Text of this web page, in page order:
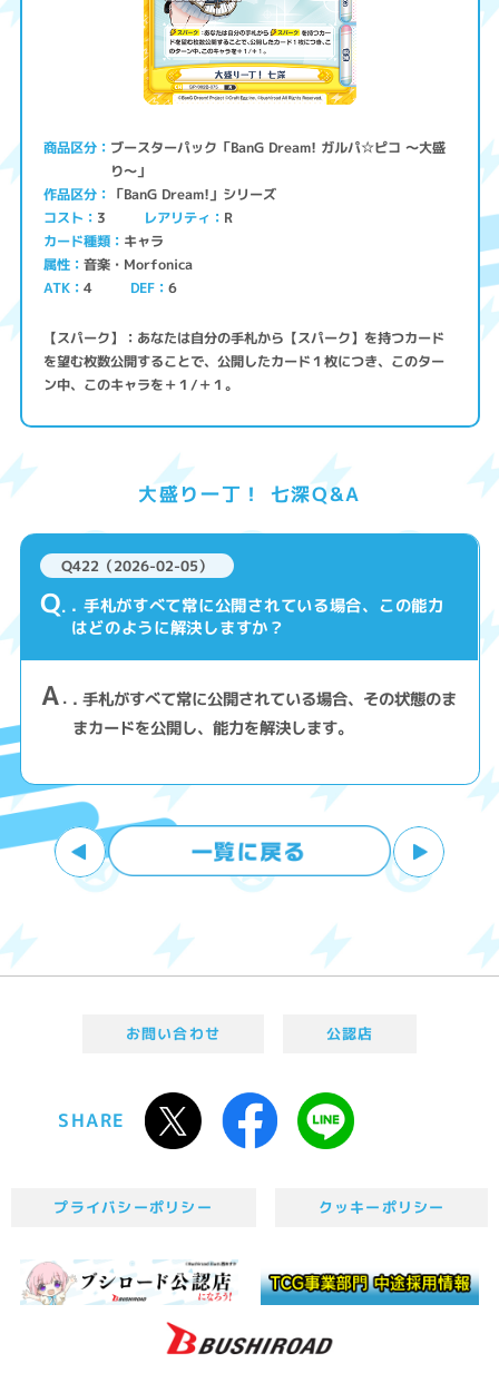
商品区分 ブースターパック「BanG Dream! ガルパ☆ピコ ～大盛
り～」
作品区分 「BanG Dream!」シリーズ
コスト 3 レアリティ R
カード種類 キャラ
属性 音楽・Morfonica
ATK 4 DEF 6
【スパーク】：あなたは自分の手札から【スパーク】を持つカード
を望む枚数公開することで、公開したカード１枚につき、このター
ン中、このキャラを＋１/＋１。
大盛り一丁！ 七深Q&A
Q422（2026-02-05）
Q . 手札がすべて常に公開されている場合、この能力
はどのように解決しますか？
A . 手札がすべて常に公開されている場合、その状態のま
まカードを公開し、能力を解決します。
お問い合わせ 公認店
SHARE
プライバシーポリシー クッキーポリシー